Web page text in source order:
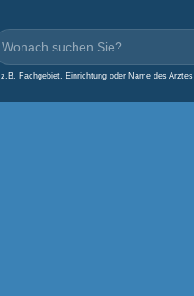
z.B. Fachgebiet, Einrichtung oder Name des Arztes